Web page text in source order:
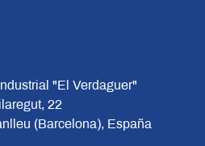
"El Verdaguer"
22
(Barcelona), España